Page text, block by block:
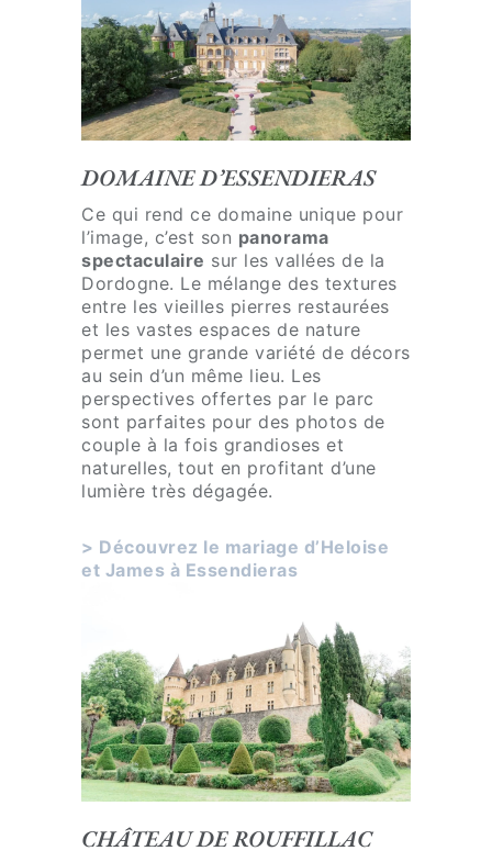
o
s
a
t
t
n
t
e
s
p
o
u
r
l
a
p
h
t
o
a
p
h
i
e
.
DOMAINE D’ESSENDIERAS
Ce qui rend ce domaine unique pour
l’image, c’est son panorama
spectaculaire sur les vallées de la
Dordogne. Le mélange des textures
entre les vieilles pierres restaurées
et les vastes espaces de nature
permet une grande variété de décors
au sein d’un même lieu. Les
perspectives offertes par le parc
sont parfaites pour des photos de
couple à la fois grandioses et
naturelles, tout en profitant d’une
lumière très dégagée.
> Découvrez le mariage d’Heloise
et James à Essendieras
CHÂTEAU DE ROUFFILLAC